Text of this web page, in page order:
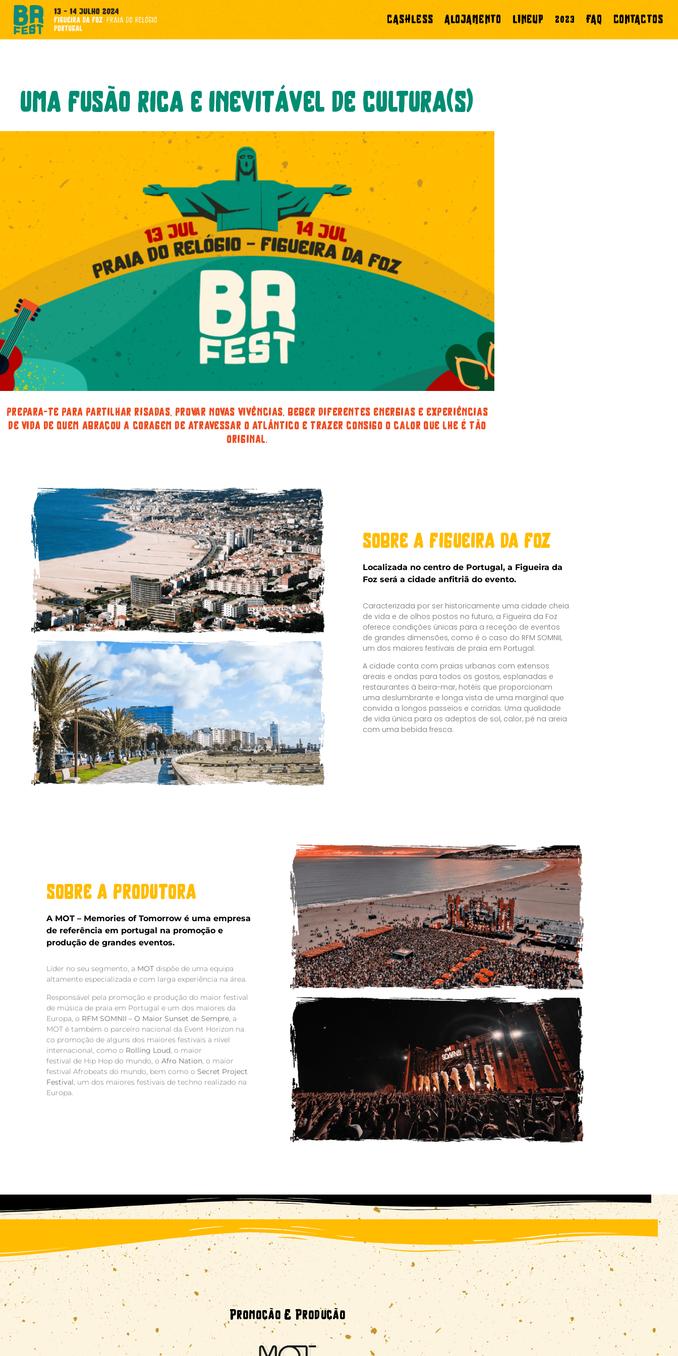
CASHLESS ALOJAMENTO LINEUP 2023 FAQ CONTACTOS
uma fusão rica e inevitável de cultura(s)
prepara-te para partilhar risadas, provar novas vivências, beber diferentes energias e experiências
de vida de quem abraçou a coragem de atravessar o atlântico e trazer consigo o calor que lhe é tão
original.
sobre a figueira da foz
Localizada no centro de Portugal, a Figueira da
Foz será a cidade anfitriã do evento.
Caracterizada por ser historicamente uma cidade cheia
de vida e de olhos postos no futuro, a Figueira da Foz
oferece condições únicas para a receção de eventos
de grandes dimensões, como é o caso do RFM SOMNII,
um dos maiores festivais de praia em Portugal.
A cidade conta com praias urbanas com extensos
areais e ondas para todos os gostos, esplanadas e
restaurantes à beira-mar, hotéis que proporcionam
uma deslumbrante e longa vista de uma marginal que
convida a longos passeios e corridas. Uma qualidade
de vida única para os adeptos de sol, calor, pé na areia
com uma bebida fresca.
sobre a produtora
A MOT – Memories of Tomorrow é uma empresa
de referência em portugal na promoção e
produção de grandes eventos.
Líder no seu segmento, a MOTdispõe de uma equipa
altamente especializada e com larga experiência na área.
Responsável pela promoção e produção do maior festival
de música de praia em Portugal e um dos maiores da
Europa, o RFM SOMNII – O Maior Sunset de Sempre, a
MOT é também o parceiro nacional da Event Horizon na
co promoção de alguns dos maiores festivais a nível
internacional, como o Rolling Loud, o maior
festival de Hip Hopdo mundo, o Afro Nation, o maior
festival Afrobeats do mundo, bem como o Secret Project
Festival, um dos maiores festivais de techno realizado na
Europa.
Promoção E Produção